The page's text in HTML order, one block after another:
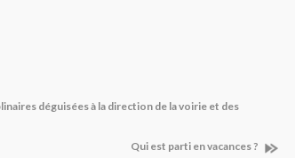
déguisées à la direction de la voirie et des
Qui est parti en vacances ?